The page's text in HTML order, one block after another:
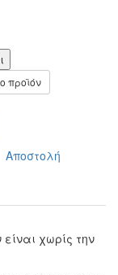
προϊόν
Αποστολή
χωρίς την